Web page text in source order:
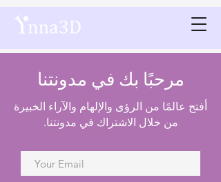
مرحبًا بك في مدونتنا
أفتح عالمًا من الرؤى والإلهام والآراء الخبيرة
من خلال الاشتراك في مدونتنا.